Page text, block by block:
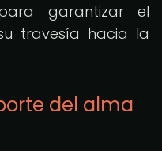
garantizar el
travesía hacia la
del alma